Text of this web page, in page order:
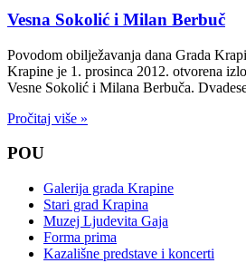
Vesna Sokolić i Milan Berbuč
Povodom obilježavanja dana Grada
Krapine je 1. prosinca 2012. otvorena
Vesne Sokolić i Milana Berbuča.
Pročitaj više »
POU
Galerija grada Krapine
Stari grad Krapina
Muzej Ljudevita Gaja
Forma prima
Kazališne predstave i koncerti